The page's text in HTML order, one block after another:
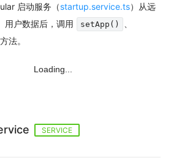
启动服务（startup.service.ts）从远
用户数据后，调用
setApp()
方法。
SERVICE
Loading...